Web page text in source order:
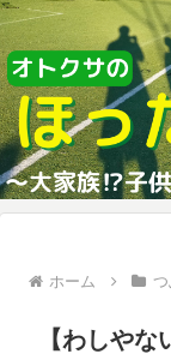
ホーム
【わしやな